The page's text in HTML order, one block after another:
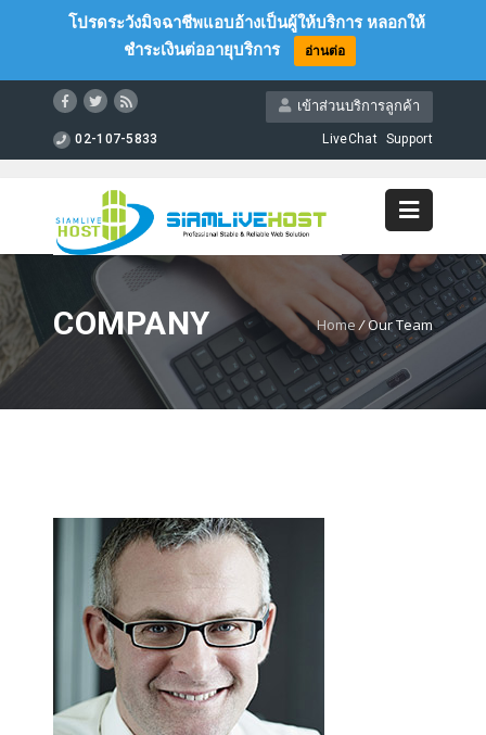
เข้าส่วนบริการลูกค้า
02-107-5833 LiveChat Support
COMPANY Home /Our Team
โปรดระวังมิจฉาชีพแอบอ้างเป็นผู้ให้บริการ หลอกให้
ชำระเงินต่ออายุบริการ
อ่านต่อ